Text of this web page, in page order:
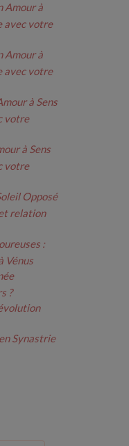
Amour à
avec votre
Amour à
avec votre
à Sens
votre
à Sens
votre
Opposé
relation
:
Vénus
?
Synastrie